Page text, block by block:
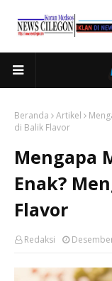
Beranda Artikel
di Balik Flavor
Mengapa
Enak?
Flavor
Redaksi